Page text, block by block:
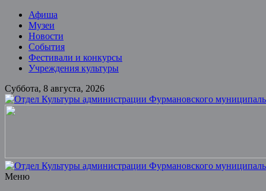
Skip
content
Афиша
Музеи
Новости
События
Фестивали и конкурсы
Учреждения культуры
Суббота, 8 августа, 2026
Фурмановского
муниципального
Меню